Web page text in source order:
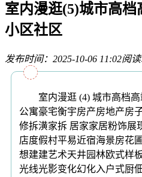
室内漫逛(5)城市高
小区社区
发布时间：2025-10-06 11:02阅读
室内漫逛 (4) 城市高档高
公寓豪宅衡宇房产房地产房
修拆潢家拆 居家家居粉饰展
店度假村平易近宿海景房花
想建建艺术天井园林欧式样
光线光影变化幻化入户式厨